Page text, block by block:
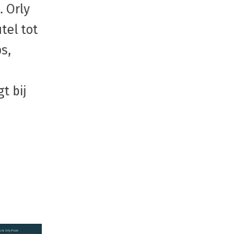
Orly
tot
bij